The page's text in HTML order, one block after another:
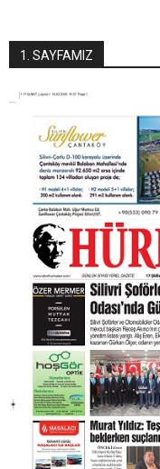
1. SAYFAMIZ